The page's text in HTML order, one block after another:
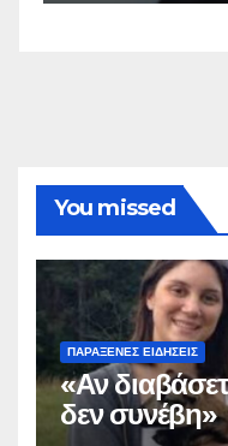
You missed
ΠΑΡΆΞΕΝΕΣ ΕΙΔΉΣΕΙΣ
«Αν
δεν συνέβη»